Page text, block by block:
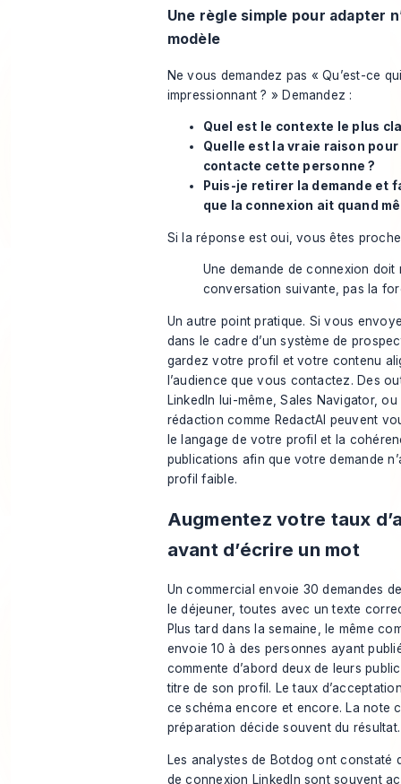
Une règle simple pour adapter
modèle
Ne vous demandez pas « Qu’est-ce
impressionnant ? » Demandez :
Quel est le contexte le plus
Quelle est la vraie raison
contacte cette personne ?
Puis-je retirer la demande et
que la connexion ait quand
Si la réponse est oui, vous êtes
Une demande de connexion doit
conversation suivante, pas la
Un autre point pratique. Si vous
dans le cadre d’un système de
gardez votre profil et votre contenu
l’audience que vous contactez. Des
LinkedIn lui-même, Sales Navigator,
rédaction comme RedactAI peuvent
le langage de votre profil et la
publications afin que votre demande
profil faible.
Augmentez votre taux
avant d’écrire un mot
Un commercial envoie 30 demandes
le déjeuner, toutes avec un texte
Plus tard dans la semaine, le même
envoie 10 à des personnes ayant
commente d’abord deux de leurs
titre de son profil. Le taux
ce schéma encore et encore. La note
préparation décide souvent du résultat.
Les analystes de Botdog ont constaté
de connexion LinkedIn sont souvent